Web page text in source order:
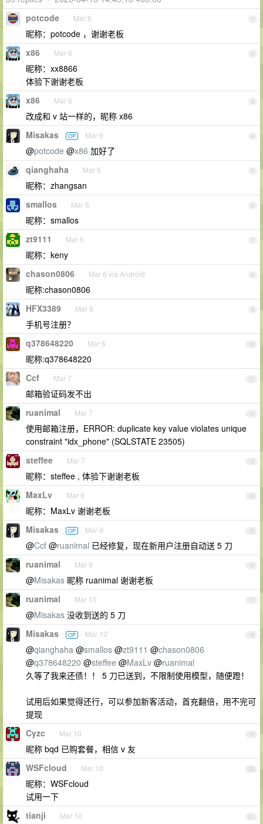
1
potcode Mar 6
昵称：potcode ，谢谢老板
2
x86 Mar 6
昵称：xx8866
体验下谢谢老板
3
x86 Mar 6
改成和 v 站一样的，昵称 x86
4
Misakas OP Mar 6
@potcode @x86 加好了
5
qianghaha Mar 6
昵称：zhangsan
6
smallos Mar 6
昵称：smallos
7
zt9111 Mar 6
昵称：keny
8
chason0806 Mar 6 via Android
昵称:chason0806
9
HFX3389 Mar 6
手机号注册？
10
q378648220 Mar 6
昵称:q378648220
11
Ccf Mar 7
邮箱验证码发不出
12
ruanimal Mar 7
使用邮箱注册，ERROR: duplicate key value violates unique
constraint "idx_phone" (SQLSTATE 23505)
13
steffee Mar 7
昵称：steffee , 体验下谢谢老板
14
MaxLv Mar 9
昵称：MaxLv 谢谢老板
15
Misakas OP Mar 9
@Ccf @ruanimal 已经修复，现在新用户注册自动送 5 刀
16
ruanimal Mar 9
@Misakas 昵称 ruanimal 谢谢老板
17
ruanimal Mar 10
@Misakas 没收到送的 5 刀
18
Misakas OP Mar 10
@qianghaha @smallos @zt9111 @chason0806
@q378648220 @steffee @MaxLv @ruanimal
久等了我来还债！！ 5 刀已送到，不限制使用模型，随便蹬！
试用后如果觉得还行，可以参加新客活动，首充翻倍，用不完可
提现
19
Cyzc Mar 10
昵称 bqd 已购套餐，相信 v 友
20
WSFcloud Mar 10
昵称：WSFcloud
试用一下
21
tianji Mar 10